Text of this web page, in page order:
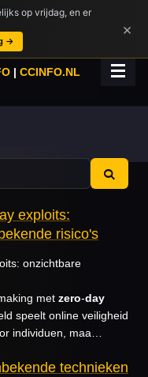
| CCINFO.NL
exploits:
risico's
onzichtbare
met zero-day
speelt online veiligheid
individuen, maa…
technieken
op vrijdag, en er
→
×